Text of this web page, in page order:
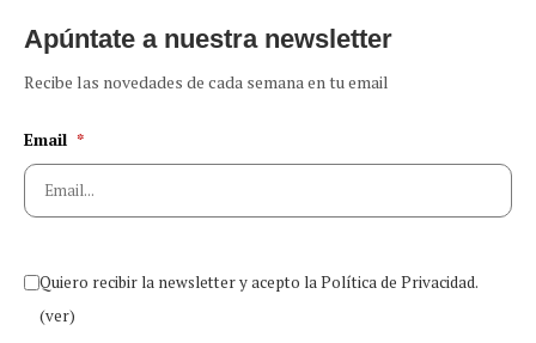
Apúntate a nuestra newsletter
Recibe las novedades de cada semana en tu email
Email *
Quiero recibir la newsletter y acepto la Política de Privacidad.
(ver)